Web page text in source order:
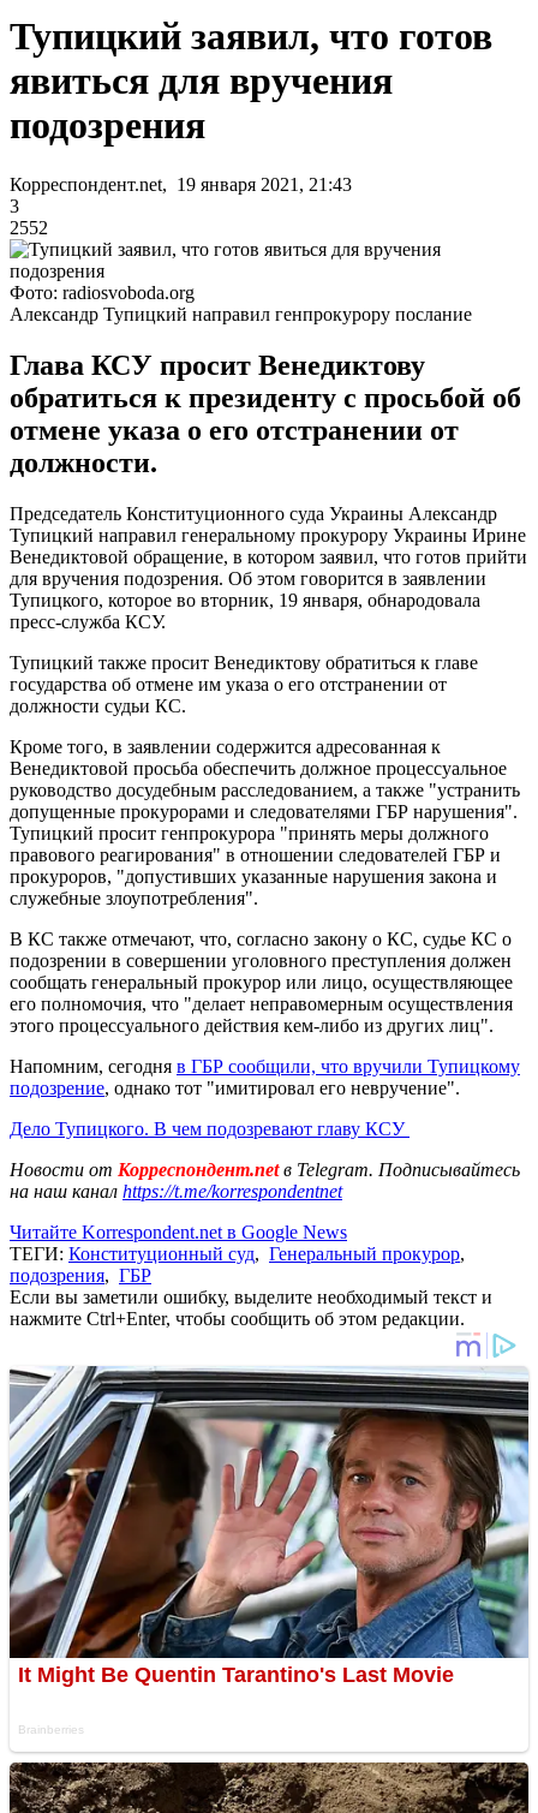
Тупицкий заявил, что готов
явиться для вручения
подозрения
Корреспондент.net, 19 января 2021, 21:43
3
2552
Фото: radiosvoboda.org
Александр Тупицкий направил генпрокурору послание
Глава КСУ просит Венедиктову
обратиться к президенту с просьбой об
отмене указа о его отстранении от
должности.
Председатель Конституционного суда Украины Александр
Тупицкий направил генеральному прокурору Украины Ирине
Венедиктовой обращение, в котором заявил, что готов прийти
для вручения подозрения. Об этом говорится в заявлении
Тупицкого, которое во вторник, 19 января, обнародовала
пресс-служба КСУ.
Тупицкий также просит Венедиктову обратиться к главе
государства об отмене им указа о его отстранении от
должности судьи КС.
Кроме того, в заявлении содержится адресованная к
Венедиктовой просьба обеспечить должное процессуальное
руководство досудебным расследованием, а также "устранить
допущенные прокурорами и следователями ГБР нарушения".
Тупицкий просит генпрокурора "принять меры должного
правового реагирования" в отношении следователей ГБР и
прокуроров, "допустивших указанные нарушения закона и
служебные злоупотребления".
В КС также отмечают, что, согласно закону о КС, судье КС о
подозрении в совершении уголовного преступления должен
сообщать генеральный прокурор или лицо, осуществляющее
его полномочия, что "делает неправомерным осуществления
этого процессуального действия кем-либо из других лиц".
Напомним, сегодня в ГБР сообщили, что вручили Тупицкому
подозрение, однако тот "имитировал его невручение".
Дело Тупицкого. В чем подозревают главу КСУ
Новости от Корреспондент.netв Telegram. Подписывайтесь
на наш канал https://t.me/korrespondentnet
Читайте Korrespondent.net в Google News
ТЕГИ: Конституционный суд, Генеральный прокурор,
подозрения, ГБР
Если вы заметили ошибку, выделите необходимый текст и
нажмите Ctrl+Enter, чтобы сообщить об этом редакции.